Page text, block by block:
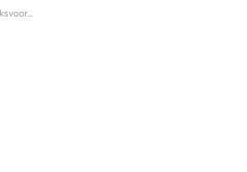
Over CapCuts Gebruiksvoorwaarden